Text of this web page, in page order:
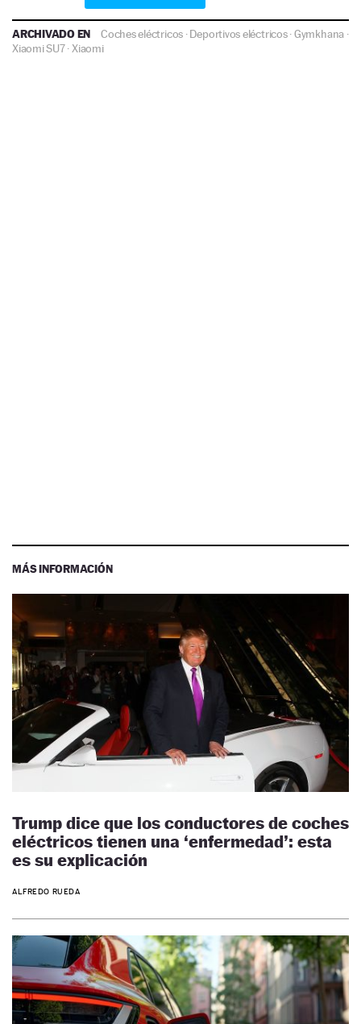
ARCHIVADO EN Coches eléctricos ·Deportivos eléctricos·Gymkhana ·
Xiaomi SU7· Xiaomi
MÁS INFORMACIÓN
Trump dice que los conductores de coches
eléctricos tienen una ‘enfermedad’: esta
es su explicación
ALFREDO RUEDA